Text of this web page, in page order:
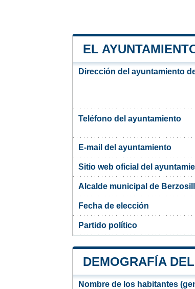
EL
Dirección del ayuntamiento
Teléfono del ayuntamiento
E-mail del ayuntamiento
Sitio web oficial del
Alcalde municipal de
Fecha de elección
Partido político
DEMOGRAFÍA
Nombre de los habitantes